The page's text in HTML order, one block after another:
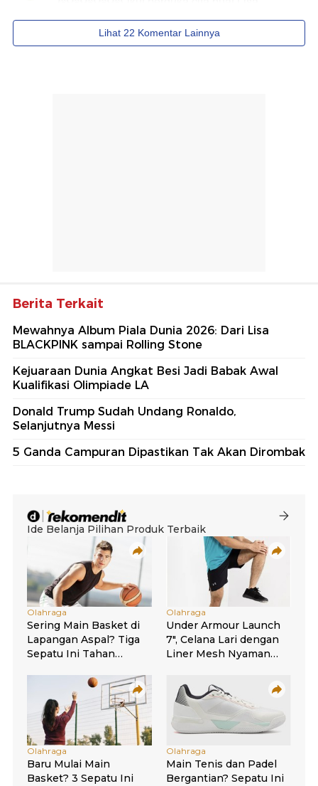
Berita Terkait
Mewahnya Album Piala Dunia 2026: Dari Lisa
BLACKPINK sampai Rolling Stone
Kejuaraan Dunia Angkat Besi Jadi Babak Awal
Kualifikasi Olimpiade LA
Donald Trump Sudah Undang Ronaldo,
Selanjutnya Messi
5 Ganda Campuran Dipastikan Tak Akan Dirombak